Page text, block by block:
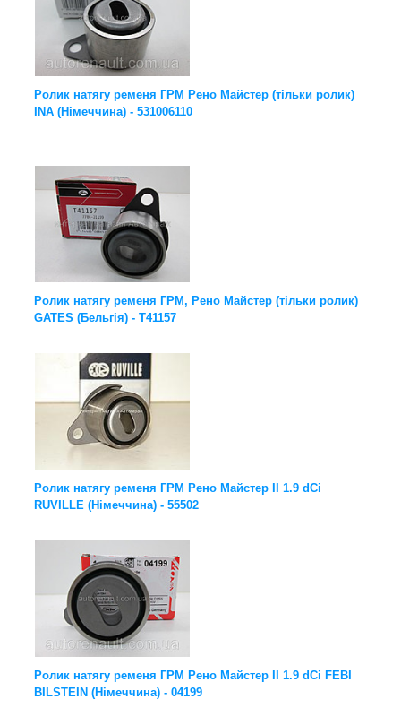
Ролик натягу ременя ГРМ Рено Майстер (тільки ролик)
INA (Німеччина) - 531006110
Ролик натягу ременя ГРМ, Рено Майстер (тільки ролик)
GATES (Бельгія) - T41157
Ролик натягу ременя ГРМ Рено Майстер ІІ 1.9 dCi
RUVILLE (Німеччина) - 55502
Ролик натягу ременя ГРМ Рено Майстер ІІ 1.9 dCi FEBI
BILSTEIN (Німеччина) - 04199